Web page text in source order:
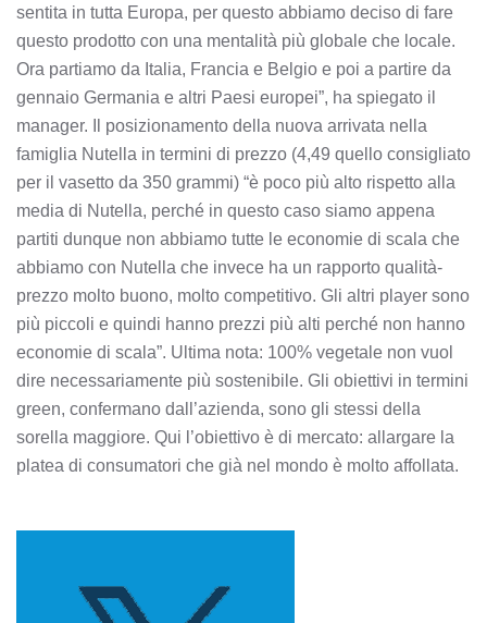
sentita in tutta Europa, per questo abbiamo deciso di fare
questo prodotto con una mentalità più globale che locale.
Ora partiamo da Italia, Francia e Belgio e poi a partire da
gennaio Germania e altri Paesi europei”, ha spiegato il
manager. Il posizionamento della nuova arrivata nella
famiglia Nutella in termini di prezzo (4,49 quello consigliato
per il vasetto da 350 grammi) “è poco più alto rispetto alla
media di Nutella, perché in questo caso siamo appena
partiti dunque non abbiamo tutte le economie di scala che
abbiamo con Nutella che invece ha un rapporto qualità-
prezzo molto buono, molto competitivo. Gli altri player sono
più piccoli e quindi hanno prezzi più alti perché non hanno
economie di scala”. Ultima nota: 100% vegetale non vuol
dire necessariamente più sostenibile. Gli obiettivi in termini
green, confermano dall’azienda, sono gli stessi della
sorella maggiore. Qui l’obiettivo è di mercato: allargare la
platea di consumatori che già nel mondo è molto affollata.